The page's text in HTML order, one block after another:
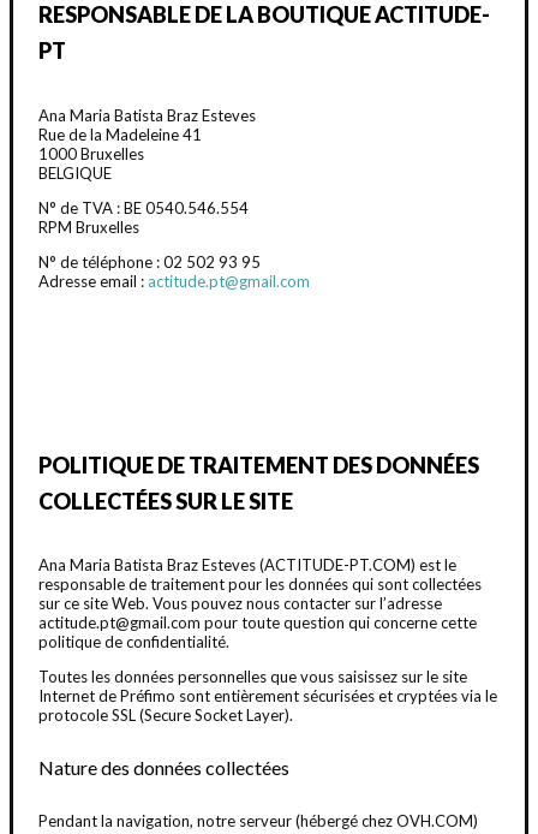
RESPONSABLE DE LA BOUTIQUE ACTITUDE-
PT
Ana Maria Batista Braz Esteves
Rue de la Madeleine 41
1000 Bruxelles
BELGIQUE
N° de TVA : BE 0540.546.554
RPM Bruxelles
N° de téléphone : 02 502 93 95
Adresse email : actitude.pt@gmail.com
POLITIQUE DE TRAITEMENT DES DONNÉES
COLLECTÉES SUR LE SITE
Ana Maria Batista Braz Esteves (ACTITUDE-PT.COM) est le
responsable de traitement pour les données qui sont collectées
sur ce site Web. Vous pouvez nous contacter sur l’adresse
actitude.pt@gmail.com pour toute question qui concerne cette
politique de confidentialité.
Toutes les données personnelles que vous saisissez sur le site
Internet de Préfimo sont entièrement sécurisées et cryptées via le
protocole SSL (Secure Socket Layer).
Nature des données collectées
Pendant la navigation, notre serveur (hébergé chez OVH.COM)